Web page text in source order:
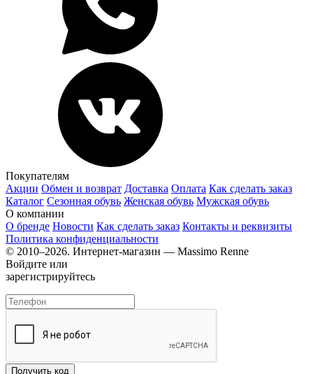
Покупателям
Акции Обмен и возврат Доставка Оплата Как сделать заказ
Каталог Сезонная обувь Женская обувь Мужская обувь
О компании
О бренде Новости Как сделать заказ Контакты и реквизиты
Политика конфиденциальности
© 2010–2026. Интернет-магазин — Massimo Renne
Войдите или
зарегистрируйтесь